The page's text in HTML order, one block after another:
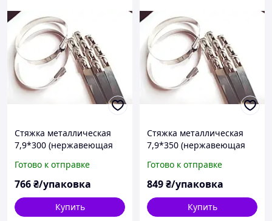
Стяжка металлическая
7,9*300 (нержавеющая
Готово к отправке
766₴/упаковка
Купить
Стяжка металлическая
7,9*350 (нержавеющая
Готово к отправке
849₴/упаковка
Купить